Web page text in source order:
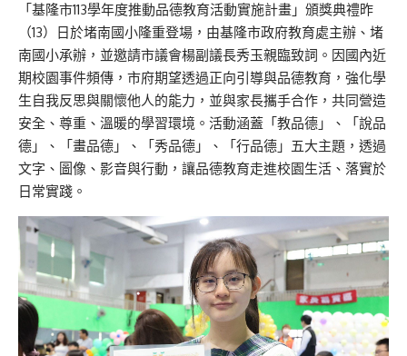
「基隆市113學年度推動品德教育活動實施計畫」頒獎典禮昨
（13）日於堵南國小隆重登場，由基隆市政府教育處主辦、堵
南國小承辦，並邀請市議會楊副議長秀玉親臨致詞。因國內近
期校園事件頻傳，市府期望透過正向引導與品德教育，強化學
生自我反思與關懷他人的能力，並與家長攜手合作，共同營造
安全、尊重、溫暖的學習環境。活動涵蓋「教品德」、「說品
德」、「畫品德」、「秀品德」、「行品德」五大主題，透過
文字、圖像、影音與行動，讓品德教育走進校園生活、落實於
日常實踐。